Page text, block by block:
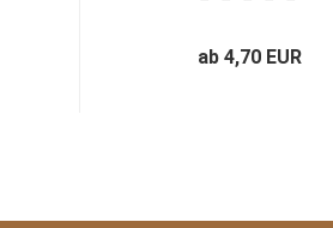
ab 4,70 EUR